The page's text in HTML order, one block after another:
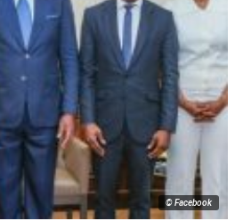
© Facebook